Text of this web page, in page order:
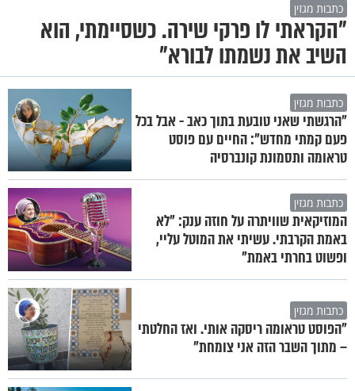
כתבות מגזין
"הקראתי לו פרקי שירה. כשסיימתי, הוא
השיב את נשמתו לבורא"
כתבות מגזין
"הרגשתי שאני טובעת בתוך כאב - אבל בכל
פעם קמתי מחדש": החיים עם פוסט
טראומה ותסמונת קונברסיה
כתבות מגזין
המוזיקאית שוויתרה על חוזה ענק: "לא
באמת הקרבתי. עשיתי את המוטל עליי,
ופשוט בחרתי באמת"
כתבות מגזין
"הפוסט טראומה ריסקה אותי. ואז החלטתי
– מתוך השבר הזה אני צומחת"